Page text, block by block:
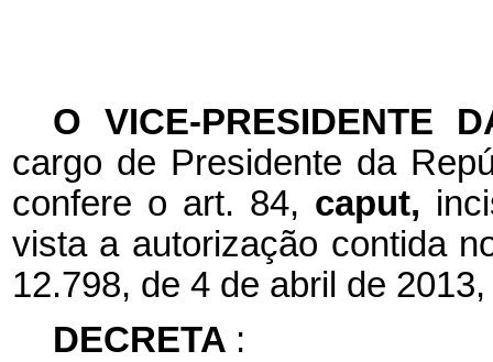
O VICE-PRESIDENTE
cargo de Presidente da
confere o art. 84, caput,
vista a autorização contida
12.798, de 4 de abril de 2013,
DECRETA :